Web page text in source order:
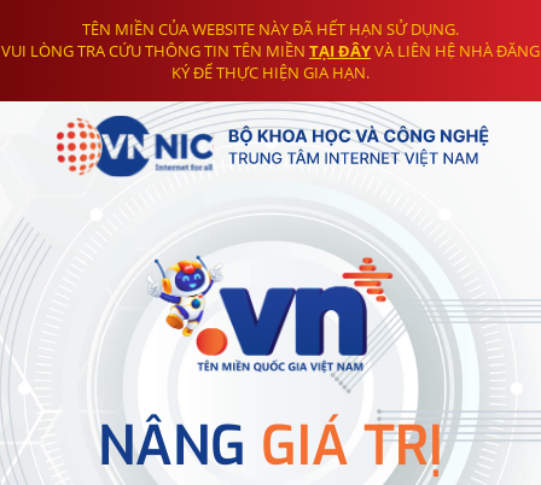
TÊN MIỀN CỦA WEBSITE NÀY ĐÃ HẾT HẠN SỬ DỤNG.
VUI LÒNG TRA CỨU THÔNG TIN TÊN MIỀN TẠI ĐÂYVÀ LIÊN HỆ NHÀ ĐĂNG
KÝ ĐỂ THỰC HIỆN GIA HẠN.
NÂNG GIÁ TRỊ